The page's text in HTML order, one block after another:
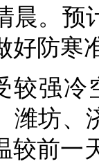
晨。预
好防寒
较强
潍坊、
较前